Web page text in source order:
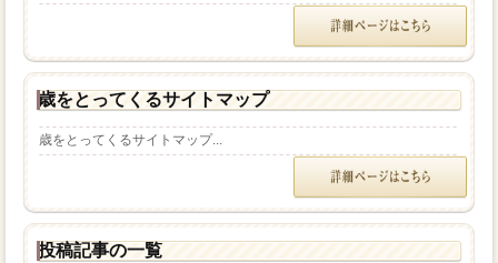
歳をとってくるサイトマップ
歳をとってくるサイトマップ...
投稿記事の一覧